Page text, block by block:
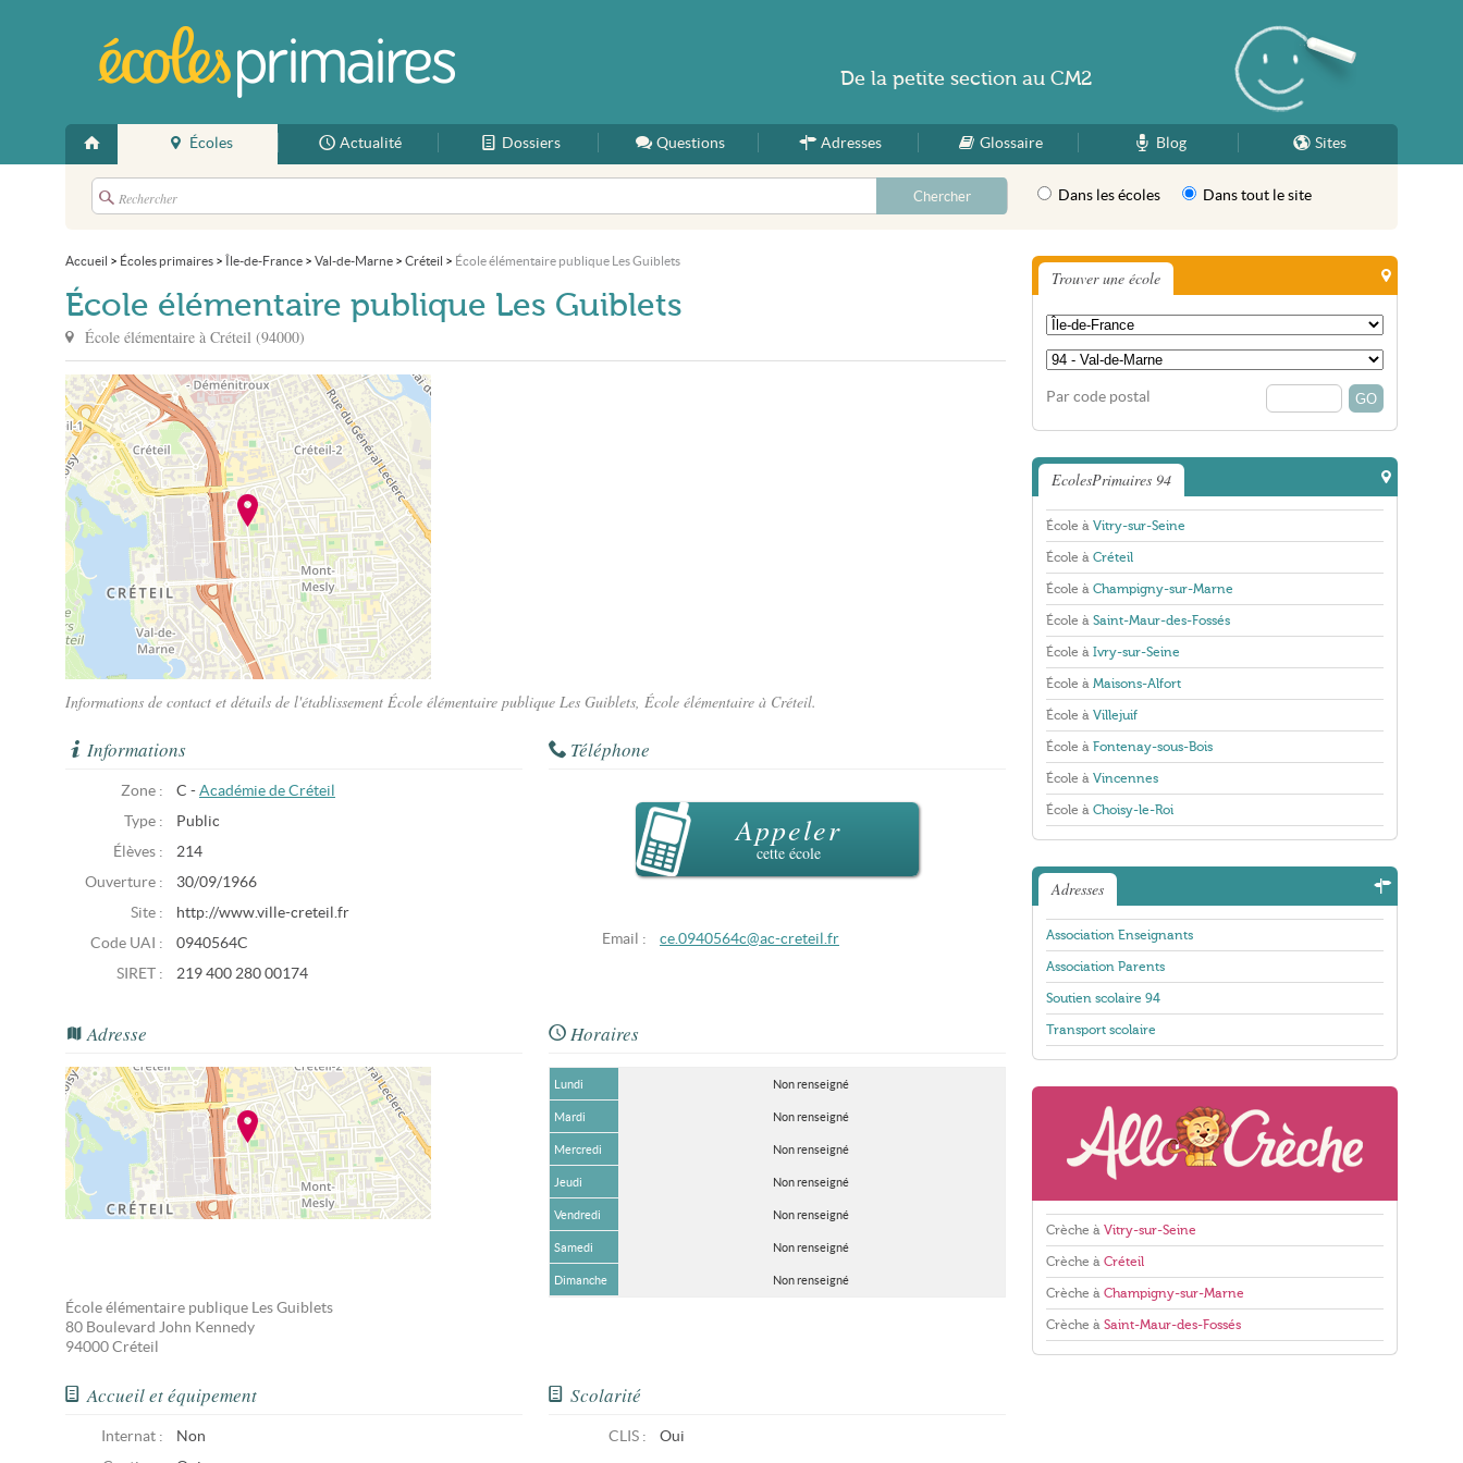
Accueil
Écoles Actualité Dossiers Questions Adresses Glossaire Blog Sites
Dans les écoles Dans tout le site
Accueil > Écoles primaires > Île-de-France > Val-de-Marne > Créteil > École élémentaire publique Les Guiblets
École élémentaire publique Les Guiblets
École élémentaire à Créteil (94000)
Informations de contact et détails de l'établissement École élémentaire publique Les Guiblets, École élémentaire à Créteil.
Informations
Zone : C - Académie de Créteil
Type :
Public
Élèves :
214
Ouverture :
30/09/1966
Site :
http://www.ville-creteil.fr
Code UAI :
0940564C
SIRET :
219 400 280 00174
Téléphone
Appeler
cette école
Email : ce.0940564c@ac-creteil.fr
Adresse
École élémentaire publique Les Guiblets
80 Boulevard John Kennedy
94000 Créteil
Horaires
Lundi Non renseigné
Mardi Non renseigné
Mercredi Non renseigné
Jeudi Non renseigné
Vendredi Non renseigné
Samedi Non renseigné
Dimanche Non renseigné
Accueil et équipement
Internat :
Non
Scolarité
CLIS : Oui
Trouver une école
Par code postal
EcolesPrimaires 94
École à Vitry-sur-Seine
École à Créteil
École à Champigny-sur-Marne
École à Saint-Maur-des-Fossés
École à Ivry-sur-Seine
École à Maisons-Alfort
École à Villejuif
École à Fontenay-sous-Bois
École à Vincennes
École à Choisy-le-Roi
Adresses
Association Enseignants
Association Parents
Soutien scolaire 94
Transport scolaire
Crèche à Vitry-sur-Seine
Crèche à Créteil
Crèche à Champigny-sur-Marne
Crèche à Saint-Maur-des-Fossés
De la petite section au CM2